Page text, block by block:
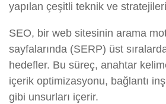
yapılan çeşitli teknik ve
SEO, bir web sitesinin arama
sayfalarında (SERP) üst
hedefler. Bu süreç, anahtar
içerik optimizasyonu, bağlantı
gibi unsurları içerir.